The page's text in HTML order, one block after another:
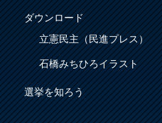
ダウンロード
立憲民主（民進プレス）
石橋みちひろイラスト
選挙を知ろう